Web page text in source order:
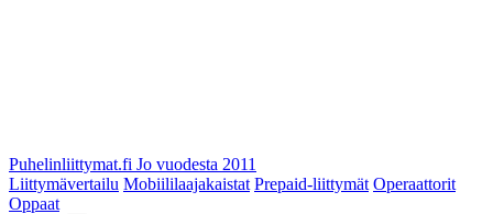
Puhelinliittymat.fi Jo vuodesta 2011
Liittymävertailu Mobiililaajakaistat Prepaid-liittymät Operaattorit
Oppaat